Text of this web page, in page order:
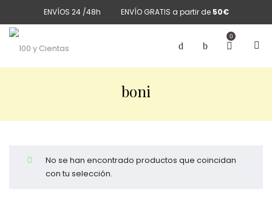
ENVÍOS 24 /48h ENVÍO GRATIS a partir de 50€
0
boni
No se han encontrado productos que coincidan
con tu selección.